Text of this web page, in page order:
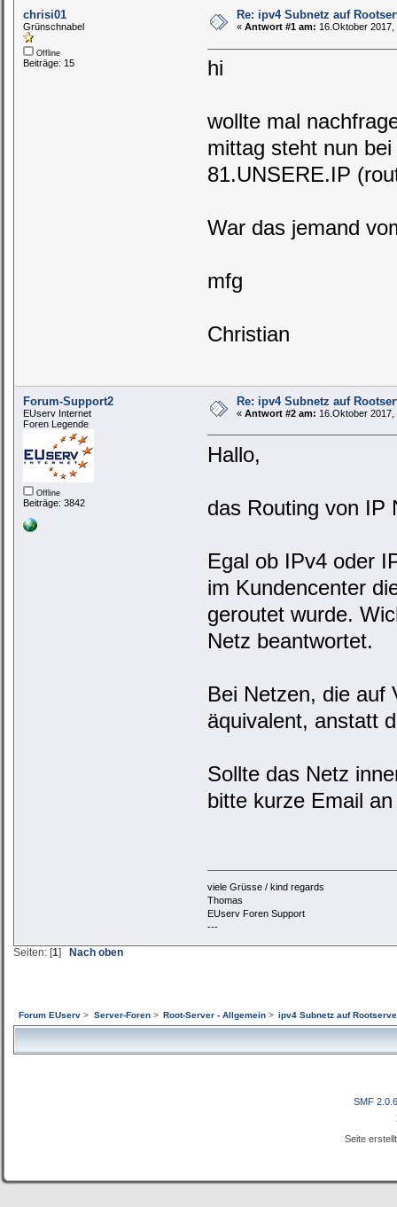
chrisi01
Grünschnabel
Offline
Beiträge: 15
Re: ipv4 Subnetz auf
« Antwort #1 am: 16.Oktober 2017,
hi
wollte mal
mittag steht nun
81.UNSERE.IP
War das jemand
mfg
Christian
Forum-Support2
EUserv Internet
Foren Legende
Offline
Beiträge: 3842
Re: ipv4 Subnetz auf
« Antwort #2 am: 16.Oktober 2017,
Hallo,
das Routing von IP
Egal ob IPv4 oder
im Kundencenter
geroutet wurde.
Netz beantwortet.
Bei Netzen, die auf
äquivalent, anstatt
Sollte das Netz
bitte kurze Email
viele Grüsse / kind regards
Thomas
EUserv Foren Support
---
Seiten: [1] Nach oben
Forum EUserv > Server-Foren> Root-Server - Allgemein> ipv4 Subnetz auf
SMF 2.0.6
Seite